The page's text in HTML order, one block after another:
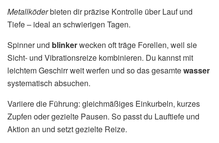
Metallköderbieten dir präzise Kontrolle über Lauf und
Tiefe – ideal an schwierigen Tagen.
Spinner und blinkerwecken oft träge Forellen, weil sie
Sicht- und Vibrationsreize kombinieren. Du kannst mit
leichtem Geschirr weit werfen und so das gesamtewasser
systematisch absuchen.
Variiere die Führung: gleichmäßiges Einkurbeln, kurzes
Zupfen oder gezielte Pausen. So passt du Lauftiefe und
Aktion an und setzt gezielte Reize.